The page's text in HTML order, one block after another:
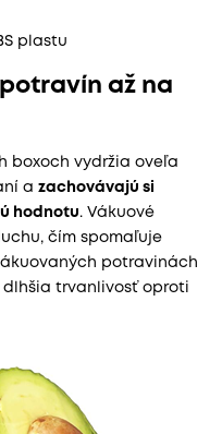
plastu
až na
boxoch vydržia oveľa
a zachovávajú si
hodnotu. Vákuové
čím spomaľuje
potravinách
trvanlivosť oproti